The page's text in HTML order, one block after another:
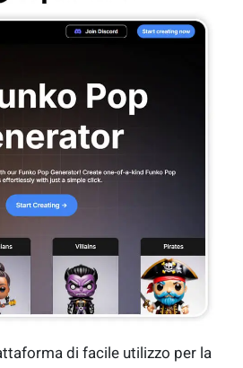
di facile utilizzo per la